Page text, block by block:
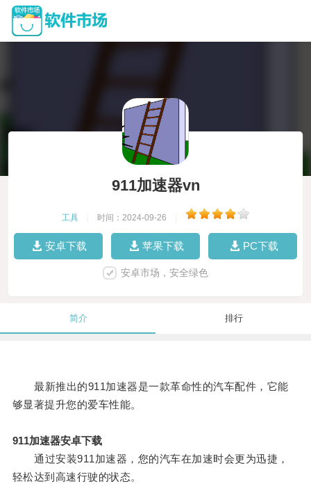
911加速器vn
工具 时间：2024-09-26
安卓下载 苹果下载 PC下载
安卓市场，安全绿色
简介 排行
最新推出的911加速器是一款革命性的汽车配件，它能
够显著提升您的爱车性能。
911加速器安卓下载
通过安装911加速器，您的汽车在加速时会更为迅捷，
轻松达到高速行驶的状态。